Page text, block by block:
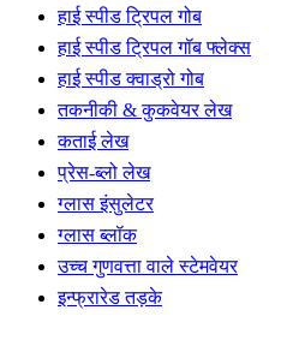
हाई स्पीड ट्रिपल गोब
हाई स्पीड ट्रिपल गॉब फ्लेक्स
हाई स्पीड क्वाड्रो गोब
तकनीकी & कुकवेयर लेख
कताई लेख
प्रेस-ब्लो लेख
ग्लास इंसुलेटर
ग्लास ब्लॉक
उच्च गुणवत्ता वाले स्टेमवेयर
इन्फ्रारेड तड़के